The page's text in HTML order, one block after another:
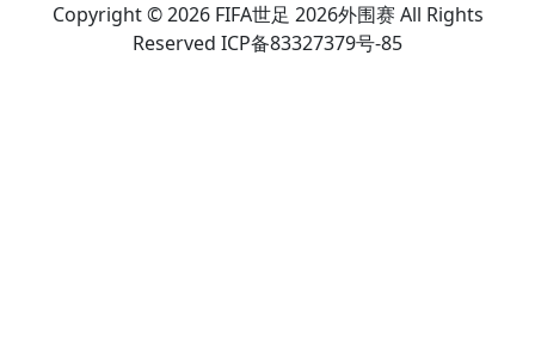
Copyright © 2026 FIFA世足 2026外围赛 All Rights
Reserved ICP备83327379号-85